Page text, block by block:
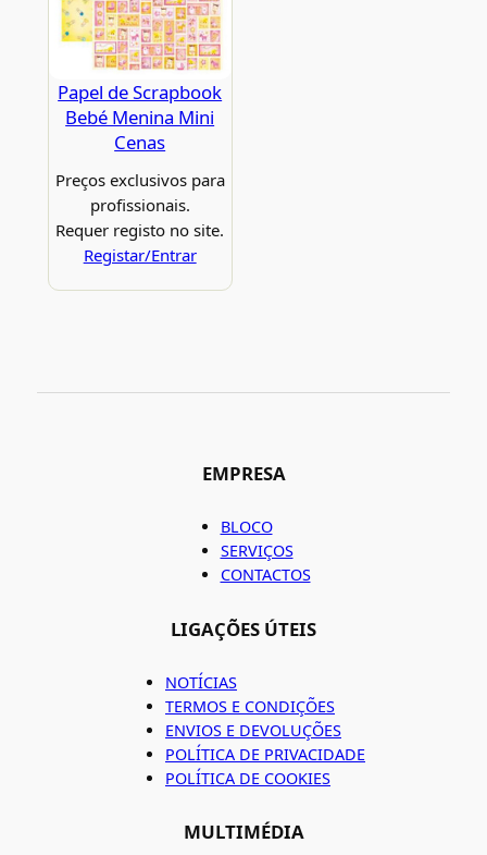
Papel de Scrapbook
Bebé Menina Mini
Cenas
Preços exclusivos para
profissionais.
Requer registo no site.
Registar/Entrar
EMPRESA
BLOCO
SERVIÇOS
CONTACTOS
LIGAÇÕES ÚTEIS
NOTÍCIAS
TERMOS E CONDIÇÕES
ENVIOS E DEVOLUÇÕES
POLÍTICA DE PRIVACIDADE
POLÍTICA DE COOKIES
MULTIMÉDIA